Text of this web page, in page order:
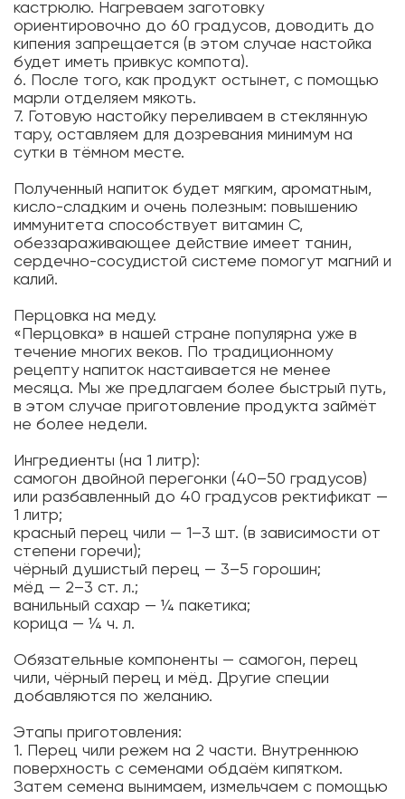
кастрюлю. Нагреваем заготовку
ориентировочно до 60 градусов, доводить до
кипения запрещается (в этом случае настойка
будет иметь привкус компота).
6. После того, как продукт остынет, с помощью
марли отделяем мякоть.
7. Готовую настойку переливаем в стеклянную
тару, оставляем для дозревания минимум на
сутки в тёмном месте.
Полученный напиток будет мягким, ароматным,
кисло-сладким и очень полезным: повышению
иммунитета способствует витамин С,
обеззараживающее действие имеет танин,
сердечно-сосудистой системе помогут магний и
калий.
Перцовка на меду.
«Перцовка» в нашей стране популярна уже в
течение многих веков. По традиционному
рецепту напиток настаивается не менее
месяца. Мы же предлагаем более быстрый путь,
в этом случае приготовление продукта займёт
не более недели.
Ингредиенты (на 1 литр):
самогон двойной перегонки (40–50 градусов)
или разбавленный до 40 градусов ректификат —
1 литр;
красный перец чили — 1–3 шт. (в зависимости от
степени горечи);
чёрный душистый перец — 3–5 горошин;
мёд — 2–3 ст. л.;
ванильный сахар — ¼ пакетика;
корица — ¼ ч. л.
Обязательные компоненты — самогон, перец
чили, чёрный перец и мёд. Другие специи
добавляются по желанию.
Этапы приготовления:
1. Перец чили режем на 2 части. Внутреннюю
поверхность с семенами обдаём кипятком.
Затем семена вынимаем, измельчаем с помощью